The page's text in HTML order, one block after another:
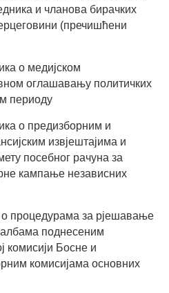
и чланова бирачких
(пречишћени
о медијском
оглашавању политичких
периоду
о предизборним и
извјештајима и
посебног рачуна за
кампање независних
о процедурама за рјешавање
поднесеним
комисији Босне и
комисијама основних